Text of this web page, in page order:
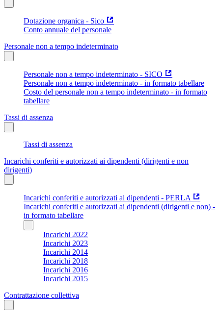
Dotazione organica - Sico
Conto annuale del personale
Personale non a tempo indeterminato
Personale non a tempo indeterminato - SICO
Personale non a tempo indeterminato - in formato tabellare
Costo del personale non a tempo indeterminato - in formato
tabellare
Tassi di assenza
Tassi di assenza
Incarichi conferiti e autorizzati ai dipendenti (dirigenti e non
dirigenti)
Incarichi conferiti e autorizzati ai dipendenti - PERLA
Incarichi conferiti e autorizzati ai dipendenti (dirigenti e non) -
in formato tabellare
Incarichi 2022
Incarichi 2023
Incarichi 2014
Incarichi 2018
Incarichi 2016
Incarichi 2015
Contrattazione collettiva